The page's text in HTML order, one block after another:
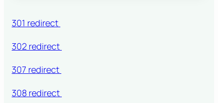
301 redirect
302 redirect
307 redirect
308 redirect